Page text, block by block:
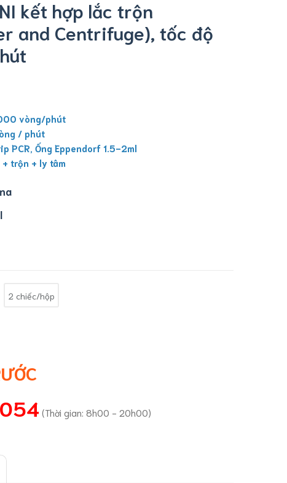
kết hợp lắc trộn
and Centrifuge), tốc độ
vòng/phút
/ phút
PCR, Ống Eppendorf 1.5-2ml
trộn + ly tâm
2 chiếc/hộp
(Thời gian: 8h00 - 20h00)